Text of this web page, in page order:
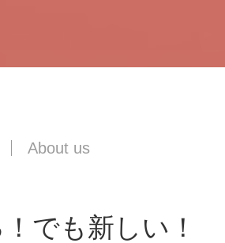
でも新しい！